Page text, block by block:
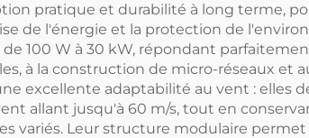
pratique et durabilité à long terme,
de l'énergie et la protection de
100 W à 30 kW, répondant
à la construction de micro-réseaux et
excellente adaptabilité au vent :
allant jusqu'à 60 m/s, tout en
variés. Leur structure modulaire